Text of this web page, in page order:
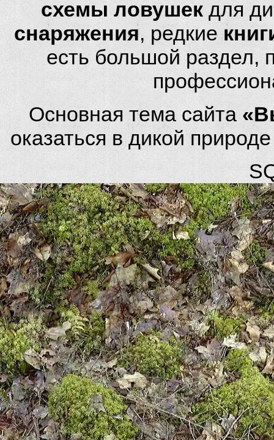
схемы ловушек для
снаряжения, редкие
есть большой
Основная тема сайта
оказаться в дикой